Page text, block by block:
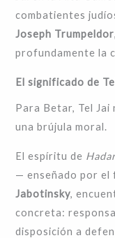
combatientes
Joseph Trumpeldor
profundamente la
El significado de
Para Betar, Tel Jai
una brújula moral.
El espíritu de
— enseñado por el
Jabotinsky,
concreta:
disposición a